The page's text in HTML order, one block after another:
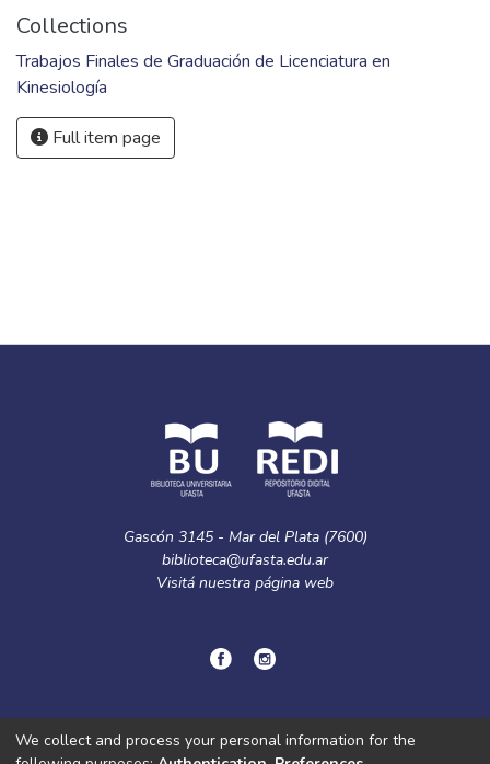
Collections
Trabajos Finales de Graduación de Licenciatura en
Kinesiología
Full item page
Gascón 3145 - Mar del Plata (7600)
biblioteca@ufasta.edu.ar
Visitá nuestra página web
© Copyright2024.Política de privacidad.
We collect and process your personal information for the